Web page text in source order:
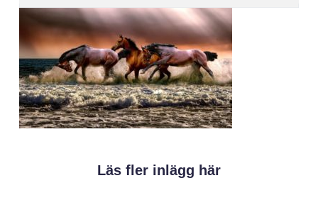
Läs fler inlägg här